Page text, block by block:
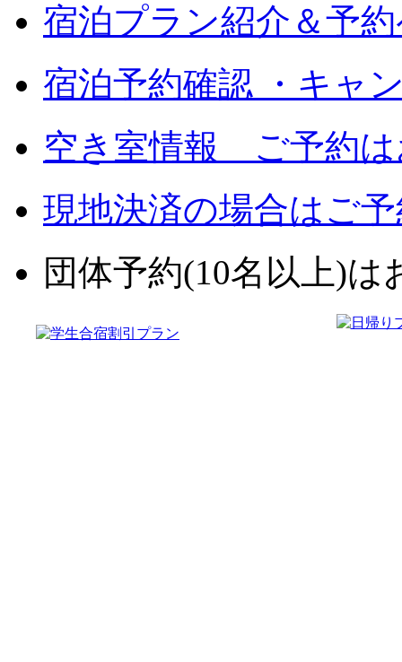
宿泊プラン紹介＆予
宿泊予約確認 ・キャ
空き室情報 ご予約は
現地決済の場合はご
団体予約(10名以上)は